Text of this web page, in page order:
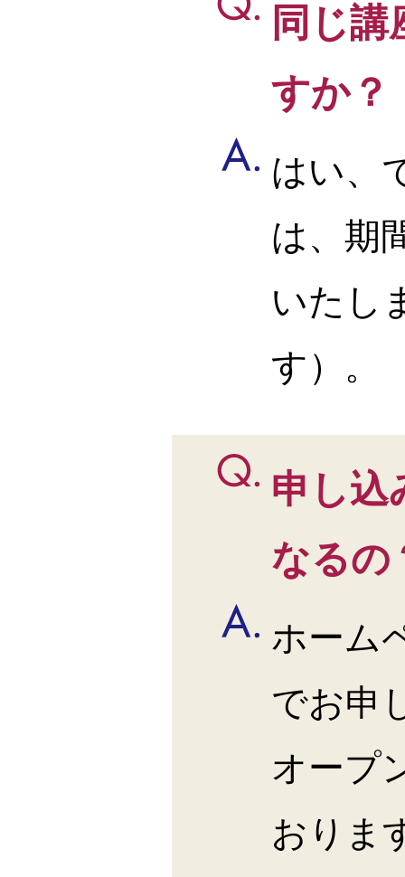
同じ
すか？
はい、
は、期
いたし
す）。
申し込
なるの
ホーム
でお申
オープ
おりま